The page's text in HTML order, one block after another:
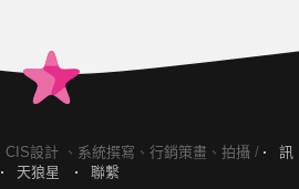
CIS設計、 系統撰寫 、 行銷策畫 、 拍攝/
訊
天狼星 聯繫